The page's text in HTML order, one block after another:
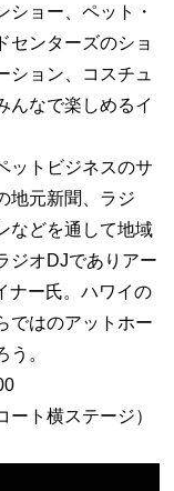
ショー、ペット・
センターズのショ
ション、コスチュ
んなで楽しめるイ
ットビジネスのサ
地元新聞、ラジ
などを通して地域
ジオDJでありアー
ナー氏。ハワイの
ではのアットホー
。
ト横ステージ）